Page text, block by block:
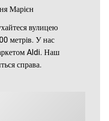
Марієн
вулицею
метрів. У нас
Aldi. Наш
справа.